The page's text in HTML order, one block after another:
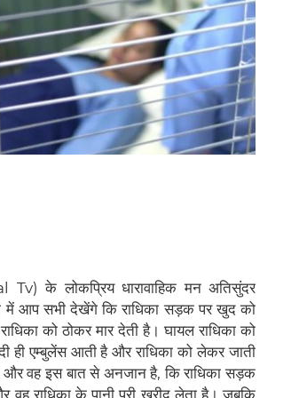
के लोकप्रिय धारावाहिक मन अतिसुंदर
आप सभी देखेंगे कि राधिका सड़क पर खुद को
को ठोकर मार देती है। घायल राधिका को
ही एम्बुलेंस आती है और राधिका को लेकर जाती
और वह इस बात से अनजान है, कि राधिका सड़क